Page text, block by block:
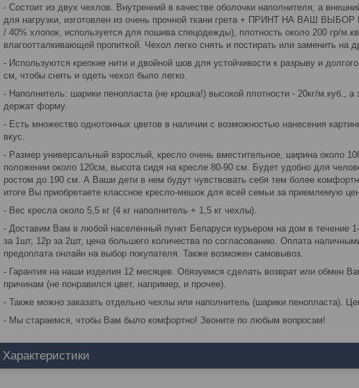
- Состоит из двух чехлов. Внутренний в качестве оболочки наполнителя, а
для нагрузки, изготовлен из очень прочной ткани грета + ПРИНТ НА ВАШ
/ 40% хлопок, используется для пошива спецодежды), плотность около 200 гр/
влагоотталкивающей пропиткой. Чехол легко снять и постирать или заменить на
- Используются крепкие нити и двойной шов для устойчивости к разрыву и
см, чтобы снять и одеть чехол было легко.
- Наполнитель: шарики пенопласта (не крошка!) высокой плотности - 20кг/м.куб., а
держат форму.
- Есть множество однотонных цветов в наличии с возможностью нанесения
вкус.
- Размер универсальный взрослый, кресло очень вместительное, ширина около
положении около 120см, высота сидя на кресле 80-90 см. Будет удобно для
ростом до 190 см. А Ваши дети в нем будут чувствовать себя тем более
итоге Вы приобретаете классное кресло-мешок для всей семьи за приемлемую
- Вес кресла около 5,5 кг (4 кг наполнитель + 1,5 кг чехлы).
- Доставим Вам в любой населенный пункт Беларуси курьером на дом в течение
за 1шт, 12р за 2шт, цена большего количества по согласованию. Оплата
предоплата онлайн на выбор покупателя. Также возможен самовывоз.
- Гарантия на наши изделия 12 месяцев. Обязуемся сделать возврат или обмен
причинам (не понравился цвет, например, и прочее).
- Также можно заказать отдельно чехлы или наполнитель (шарики пенопласта).
- Мы стараемся, чтобы Вам было комфортно! Звоните по любым вопросам!
Характеристики